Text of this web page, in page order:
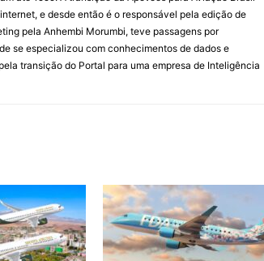
e desde então é o responsável pela edição de
pela Anhembi Morumbi, teve passagens por
se especializou com conhecimentos de dados e
transição do Portal para uma empresa de Inteligência